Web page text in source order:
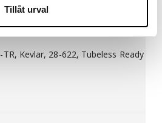
Tillåt urval
Carbon, 21/24 Spokes,
Ready
Kevlar, 28-622, Tubeless Ready